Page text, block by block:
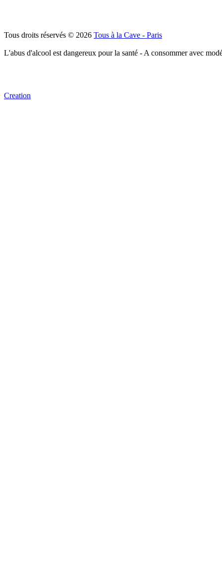
Tous droits réservés © 2026 Tous à la Cave - Paris
L'abus d'alcool est dangereux pour la santé - A consommer avec
Creation